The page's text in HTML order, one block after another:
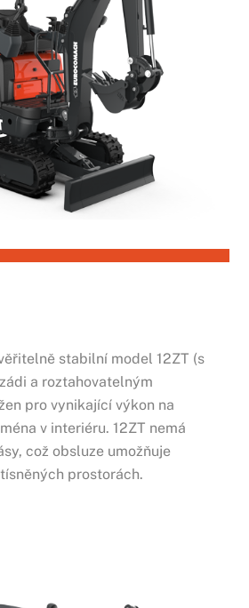
stabilní model 12ZT (s
a roztahovatelným
pro vynikající výkon na
v interiéru. 12ZT nemá
což obsluze umožňuje
prostorách.